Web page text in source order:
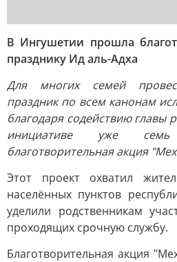
В Ингушетии прошла
празднику Ид аль-Адха
Для многих семей
праздник по всем канонам
благодаря содействию главы
инициативе уже
благотворительная акция
Этот проект охватил
населённых пунктов
уделили родственникам
проходящих срочную службу.
Благотворительная акция